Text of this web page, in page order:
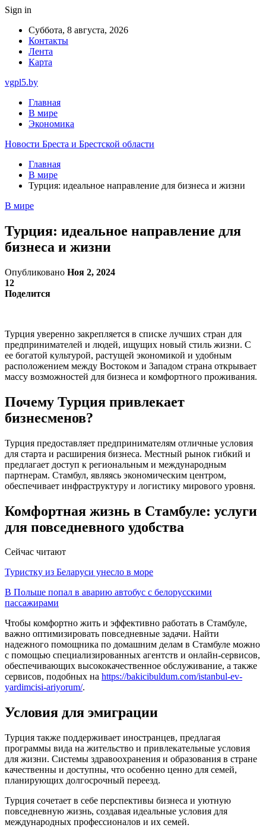
Sign in
Суббота, 8 августа, 2026
Контакты
Лента
Карта
vgpl5.by
Главная
В мире
Экономика
Новости Бреста и Брестской области
Главная
В мире
Турция: идеальное направление для бизнеса и жизни
В мире
Турция: идеальное направление для
бизнеса и жизни
Опубликовано Ноя 2, 2024
12
Поделится
Турция уверенно закрепляется в списке лучших стран для
предпринимателей и людей, ищущих новый стиль жизни. С
ее богатой культурой, растущей экономикой и удобным
расположением между Востоком и Западом страна открывает
массу возможностей для бизнеса и комфортного проживания.
Почему Турция привлекает
бизнесменов?
Турция предоставляет предпринимателям отличные условия
для старта и расширения бизнеса. Местный рынок гибкий и
предлагает доступ к региональным и международным
партнерам. Стамбул, являясь экономическим центром,
обеспечивает инфраструктуру и логистику мирового уровня.
Комфортная жизнь в Стамбуле: услуги
для повседневного удобства
Сейчас читают
Туристку из Беларуси унесло в море
В Польше попал в аварию автобус с белорусскими
пассажирами
Чтобы комфортно жить и эффективно работать в Стамбуле,
важно оптимизировать повседневные задачи. Найти
надежного помощника по домашним делам в Стамбуле можно
с помощью специализированных агентств и онлайн-сервисов,
обеспечивающих высококачественное обслуживание, а также
сервисов, подобных на https://bakicibuldum.com/istanbul-ev-
yardimcisi-ariyorum/.
Условия для эмиграции
Турция также поддерживает иностранцев, предлагая
программы вида на жительство и привлекательные условия
для жизни. Системы здравоохранения и образования в стране
качественны и доступны, что особенно ценно для семей,
планирующих долгосрочный переезд.
Турция сочетает в себе перспективы бизнеса и уютную
повседневную жизнь, создавая идеальные условия для
международных профессионалов и их семей.